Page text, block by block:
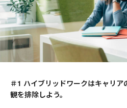
＃1 ハイブリッドワークはキャリ
観を排除しよう。